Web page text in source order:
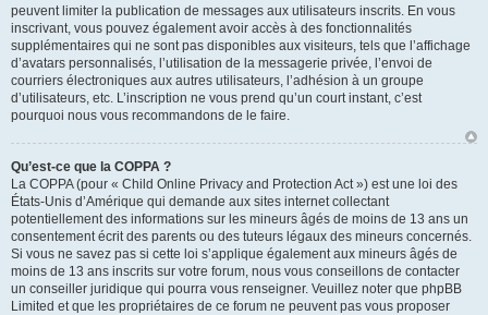
peuvent limiter la publication de messages aux utilisateurs inscrits. En vous
inscrivant, vous pouvez également avoir accès à des fonctionnalités
supplémentaires qui ne sont pas disponibles aux visiteurs, tels que l’affichage
d’avatars personnalisés, l’utilisation de la messagerie privée, l’envoi de
courriers électroniques aux autres utilisateurs, l’adhésion à un groupe
d’utilisateurs, etc. L’inscription ne vous prend qu’un court instant, c’est
pourquoi nous vous recommandons de le faire.
Qu’est-ce que la COPPA ?
La COPPA (pour « Child Online Privacy and Protection Act ») est une loi des
États-Unis d’Amérique qui demande aux sites internet collectant
potentiellement des informations sur les mineurs âgés de moins de 13 ans un
consentement écrit des parents ou des tuteurs légaux des mineurs concernés.
Si vous ne savez pas si cette loi s’applique également aux mineurs âgés de
moins de 13 ans inscrits sur votre forum, nous vous conseillons de contacter
un conseiller juridique qui pourra vous renseigner. Veuillez noter que phpBB
Limited et que les propriétaires de ce forum ne peuvent pas vous proposer